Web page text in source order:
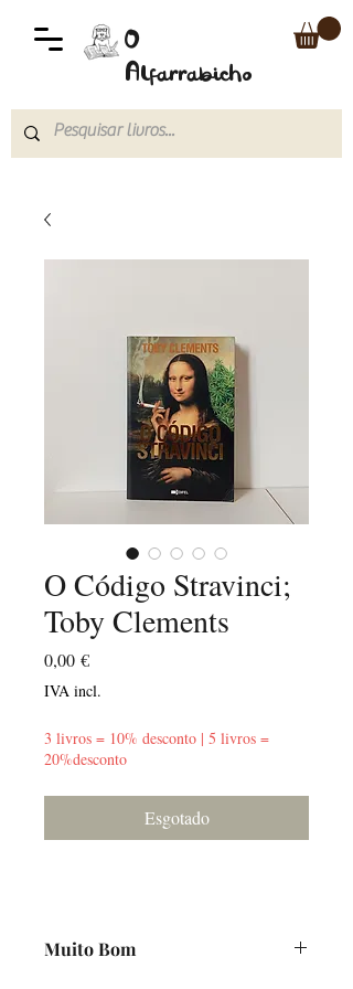
O
Alfarrabicho
O Código Stravinci;
Toby Clements
0,00 €Preço
IVA incl.
3 livros = 10% desconto | 5 livros =
20%desconto
Esgotado
Muito Bom